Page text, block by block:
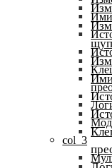
col_3